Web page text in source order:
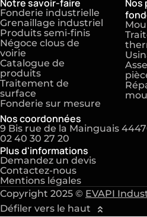
Fonderie industrielle
Grenaillage industriel
Produits semi-finis
Négoce clous de
voirie
Catalogue de
produits
Traitement de
surface
Fonderie sur mesure
Nos coordonnées
9 Bis rue de la Mainguais
02 40 30 27 20
Plus d'informations
Demandez un devis
Contactez-nous
Mentions légales
Copyright 2025 © EVAPI
Défiler vers le haut